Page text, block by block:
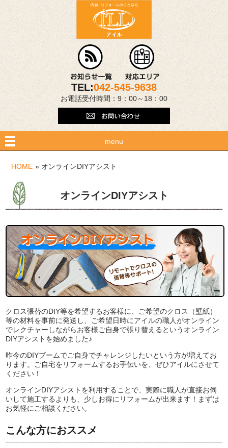
TEL:042-545-9638
お電話受付時間：9：00～18：00
menu
HOME » オンラインDIYアシスト
オンラインDIYアシスト
クロス張替のDIY等を希望するお客様に、ご希望のクロス（壁紙）
等の材料を事前に発送し、ご希望日時にアイルの職人がオンライン
でレクチャーしながらお客様ご自身で張り替えるというオンライン
DIYアシストを始めました♪
昨今のDIYブームでご自身でチャレンジしたいという方が増えてお
ります。ご自宅をリフォームするお手伝いを、ぜひアイルにさせて
ください！
オンラインDIYアシストを利用することで、実際に職人が直接お伺
いして施工するよりも、少しお得にリフォームが出来ます！まずは
お気軽にご相談ください。
こんな方におススメ